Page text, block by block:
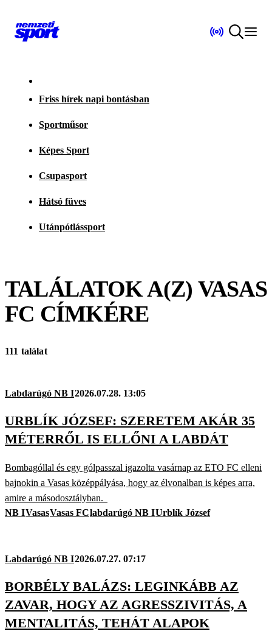
Friss hírek napi bontásban
Sportműsor
Képes Sport
Csupasport
Hátsó füves
Utánpótlássport
TALÁLATOK A(Z) VASAS
FC CÍMKÉRE
111 találat
Labdarúgó NB I2026.07.28. 13:05
URBLÍK JÓZSEF: SZERETEM AKÁR 35
MÉTERRŐL IS ELLŐNI A LABDÁT
Bombagóllal és egy gólpasszal igazolta vasárnap az ETO FC elleni
bajnokin a Vasas középpályása, hogy az élvonalban is képes arra,
amire a másodosztályban.
NB IVasasVasas FClabdarúgó NB IUrblík József
Labdarúgó NB I2026.07.27. 07:17
BORBÉLY BALÁZS: LEGINKÁBB AZ
ZAVAR, HOGY AZ AGRESSZIVITÁS, A
MENTALITÁS, TEHÁT ALAPOK